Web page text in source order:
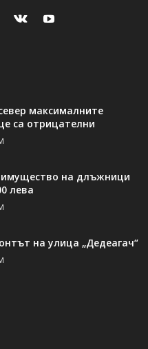
максималните
са отрицателни
имущество на длъжници
лева
на улица „Дедеагач“